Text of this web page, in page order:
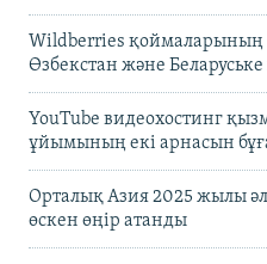
Wildberries қоймаларының
Өзбекстан және
YouTube видеохостинг
ұйымының екі арнасын
Орталық Азия 2025 жылы
өскен өңір атанды